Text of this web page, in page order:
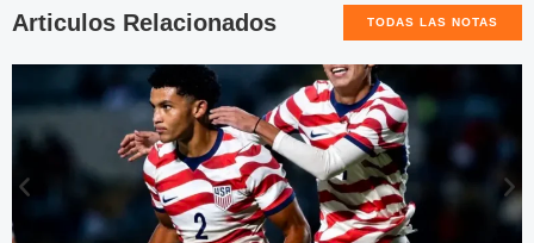
Articulos Relacionados TODAS LAS NOTAS